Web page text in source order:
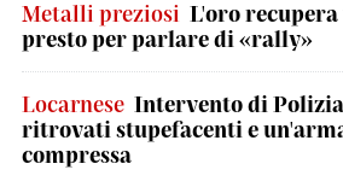
Metalli preziosi L'oro
presto per parlare di «rally»
Locarnese Intervento di
ritrovati stupefacenti e
compressa